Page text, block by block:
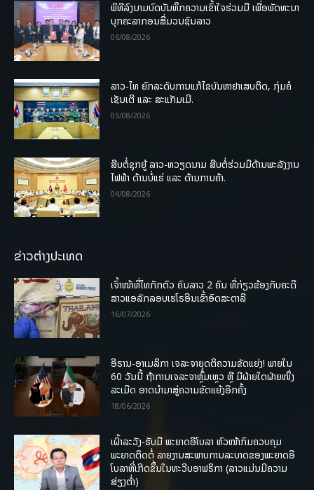
ພິທີລົງນາມບົດບັນທຶກຄວາມເຂົ້າໃຈຮ່ວມມື ເພື່ອພັດທະນາ
ບຸກຄະລາກອນສື່ມວນຊົນລາວ
06/08/2026
ລາວ-ໄທ ຍົກລະດັບການແກ້ໄຂບັນຫາຢາເສບຕິດ, ກຸ່ມຄໍ
ເຊັນເຕີ ແລະ ສະແກັມເມີ.
05/08/2026
ສືບຕໍ່ຊຸກຍູ້ ລາວ-ຫວຽດນາມ ສືບຕໍ່ຮ່ວມມືດ້ານພະລັງງານ
ໄຟຟ້າ ດ້ານບໍ່ແຮ່ ແລະ ດ້ານການຄ້າ.
04/08/2026
ຂ່າວຕ່າງປະເທດ
ເຈົ້າໜ້າທີ່ໄທກັກຕົວ ຄົນລາວ 2 ຄົນ ທີ່ກ່ຽວຂ້ອງກັບຄະດີ
ສາວແອລັກລອບເຮໂຣອີນເຂົ້າອົດສະຕາລີ
16/07/2026
ອີຣານ-ອາເມລິກາ ເຈລະຈາຍຸດຕິຄວາມຂັດແຍ່ງ! ພາຍໃນ
60 ວັນນີ້ ຖ້າການເຈລະຈາຫຼົ້ມເຫຼວ ຫຼື ມີຝ່າຍໃດຝ່າຍໜຶ່ງ
ລະເມີດ ອາດນໍາມາສູ່ຄວາມຂັດແຍ້ງອີກຄັ້ງ
18/06/2026
ເຝົ້າລະວັງ-ຮັບມື ພະຍາດອີໂບລາ ຫົວໜ້າກົມຄວບຄຸມ
ພະຍາດຕິດຕໍ່ ລາຍງານສະພາບການລະບາດຂອງພະຍາດອີ
ໂບລາທີ່ເກີດຂຶ້ນໃນທະວີບອາຟຣິກາ (ລາວແມ່ນມີຄວາມ
ສ່ຽງຕໍ່າ)